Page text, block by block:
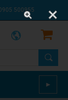
500955
►